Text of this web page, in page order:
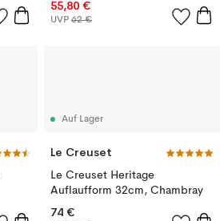
55,80 €
UVP 62 €
Auf Lager
Le Creuset
Le Creuset Heritage
Auflaufform 32cm, Chambray
74 €